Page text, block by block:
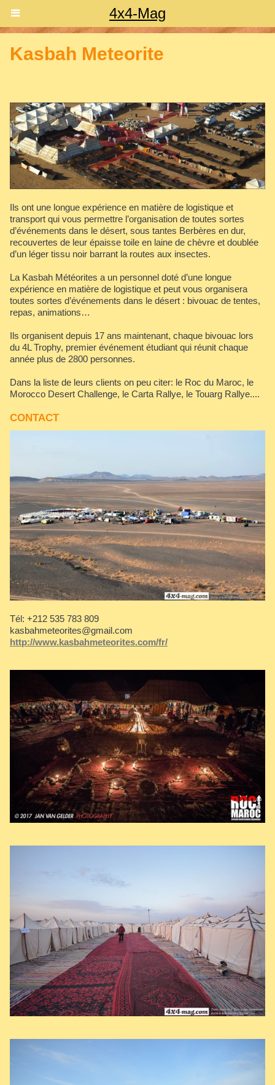
4x4-Mag
Kasbah Meteorite
Ils ont une longue expérience en matière de logistique et
transport qui vous permettre l’organisation de toutes sortes
d’événements dans le désert, sous tantes Berbères en dur,
recouvertes de leur épaisse toile en laine de chèvre et doublée
d’un léger tissu noir barrant la routes aux insectes.
La Kasbah Météorites a un personnel doté d’une longue
expérience en matière de logistique et peut vous organisera
toutes sortes d’événements dans le désert : bivouac de tentes,
repas, animations…
Ils organisent depuis 17 ans maintenant, chaque bivouac lors
du 4L Trophy, premier événement étudiant qui réunit chaque
année plus de 2800 personnes.
Dans la liste de leurs clients on peu citer: le Roc du Maroc, le
Morocco Desert Challenge, le Carta Rallye, le Touarg Rallye....
CONTACT
Tél: +212 535 783 809
kasbahmeteorites@gmail.com
http://www.kasbahmeteorites.com/fr/